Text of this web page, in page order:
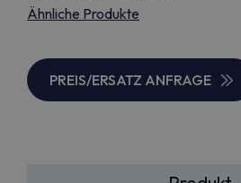
Ähnliche Produkte
PREIS/ERSATZ ANFRAGE